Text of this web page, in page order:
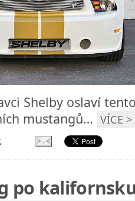
Shelby oslaví
mustangů… VÍCE >
po